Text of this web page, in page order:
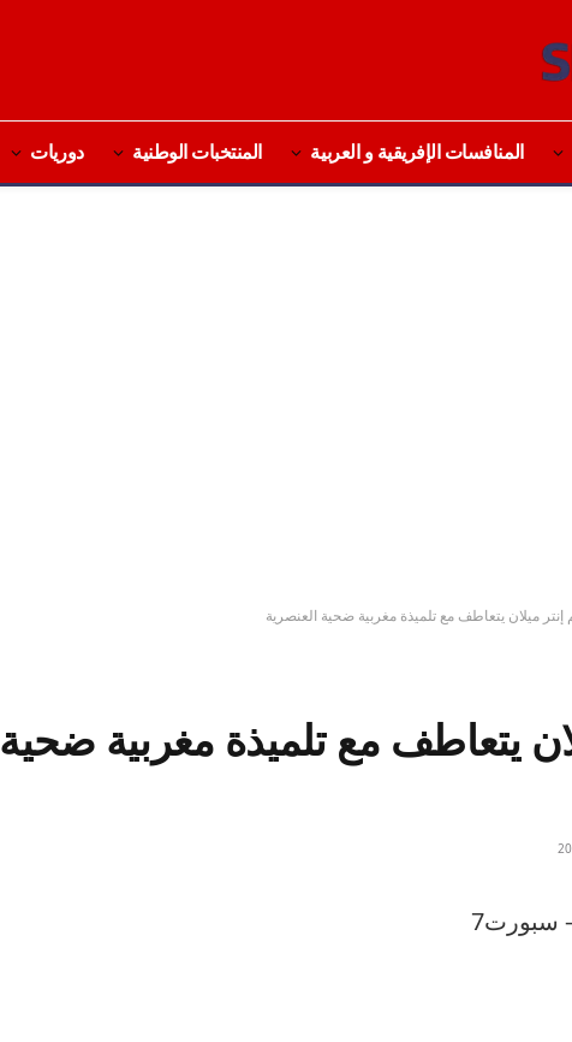
المنافسات الإفريقية و العربية المنتخبات الوطنية دوريات
إنتر ميلان يتعاطف مع تلميذة مغربية ضحية العنصرية
يتعاطف مع تلميذة مغربية ضحية
سبورت7